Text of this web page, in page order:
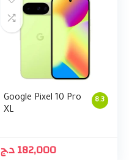
8.3
Google Pixel 10 Pro
XL
182,000د.ج